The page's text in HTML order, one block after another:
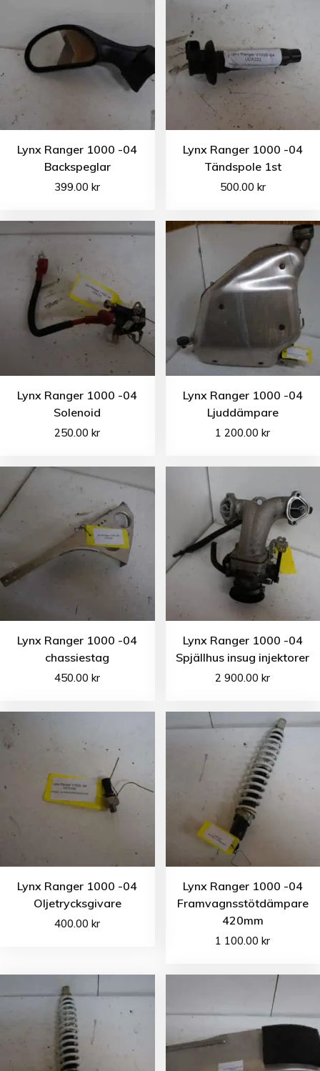
Lynx Ranger 1000 -04
Backspeglar
399.00kr
Lynx Ranger 1000 -04
Tändspole 1st
500.00 kr
Lynx Ranger 1000 -04
Solenoid
250.00kr
Lynx Ranger 1000 -04
Ljuddämpare
1 200.00kr
Lynx Ranger 1000 -04
chassiestag
450.00kr
Lynx Ranger 1000 -04
Spjällhus insug injektorer
2 900.00kr
Lynx Ranger 1000 -04
Oljetrycksgivare
400.00kr
Lynx Ranger 1000 -04
Framvagnsstötdämpare
420mm
1 100.00kr